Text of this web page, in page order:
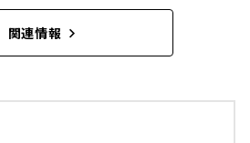
関連情報